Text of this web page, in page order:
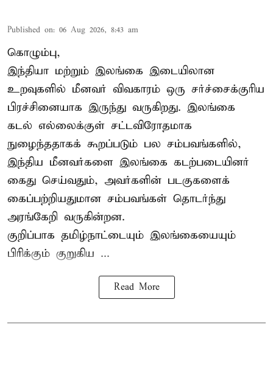
Published on: 06 Aug 2026, 8:43 am
கொழும்பு,
இந்தியா மற்றும் இலங்கை இடையிலான
உறவுகளில் மீனவர் விவகாரம் ஒரு சர்ச்சைக்குரிய
பிரச்சினையாக இருந்து வருகிறது. இலங்கை
கடல் எல்லைக்குள் சட்டவிரோதமாக
நுழைந்ததாகக் கூறப்படும் பல சம்பவங்களில்,
இந்திய மீனவர்களை இலங்கை கடற்படையினர்
கைது செய்வதும், அவர்களின் படகுகளைக்
கைப்பற்றியதுமான சம்பவங்கள் தொடர்ந்து
அரங்கேறி வருகின்றன.
குறிப்பாக தமிழ்நாட்டையும் இலங்கையையும்
பிரிக்கும் குறுகிய ...
Read More